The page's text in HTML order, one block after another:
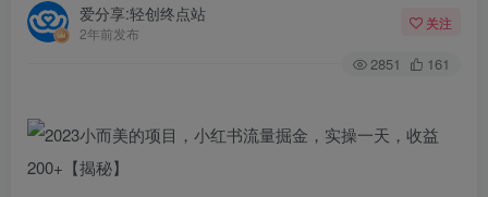
爱分享:轻创终点站
2年前发布
关注
2851 161